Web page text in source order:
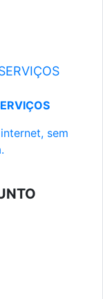
sem